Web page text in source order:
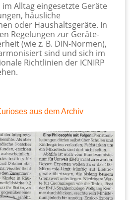
Alltag eingesetzte Geräte
häusliche
oder Haushaltsgeräte. In
Regelungen zur Geräte-
(wie z. B. DIN-Normen),
sind und sich im
Richtlinien der ICNIRP
aus dem Archiv